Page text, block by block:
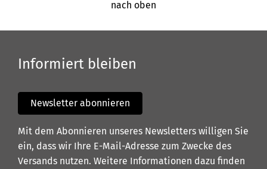
nach oben
Informiert bleiben
Newsletter abonnieren
Mit dem Abonnieren unseres Newsletters willigen Sie
ein, dass wir Ihre E-Mail-Adresse zum Zwecke des
Versands nutzen. Weitere Informationen dazu finden